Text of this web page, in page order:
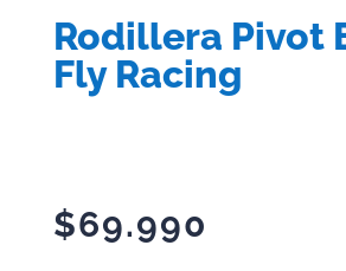
Rodillera Pivot
Fly Racing
$69.990